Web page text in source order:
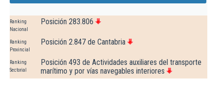
Ranking
Nacional
Posición 283.806
Ranking
Provincial
Posición 2.847 de Cantabria
Ranking
Sectorial
Posición 493 de Actividades auxiliares del transporte
marítimo y por vías navegables interiores